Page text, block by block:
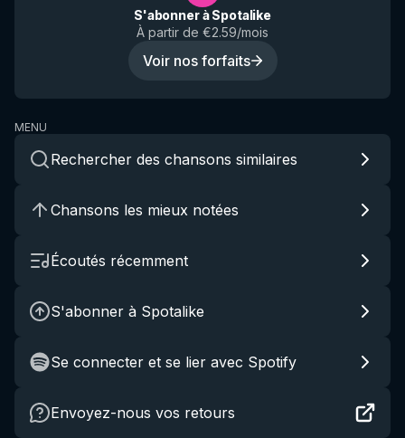
S'abonner à Spotalike
À partir de €2.59/mois
Voir nos forfaits
MENU
Rechercher des chansons similaires
Chansons les mieux notées
Écoutés récemment
S'abonner à Spotalike
Se connecter et se lier avec Spotify
Envoyez-nous vos retours